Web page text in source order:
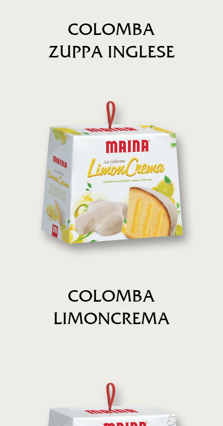
COLOMBA
ZUPPA INGLESE
COLOMBA
LIMONCREMA